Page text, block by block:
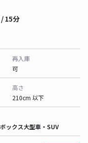
15分
再入庫
可
高さ
210cm 以下
ックス大型車・SUV